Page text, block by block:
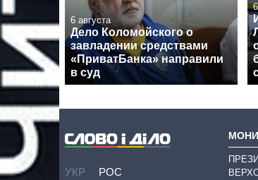
6 августа
Дело Коломойского о
завладении средствами
«ПриватБанка» направили
в суд
УКР РОС